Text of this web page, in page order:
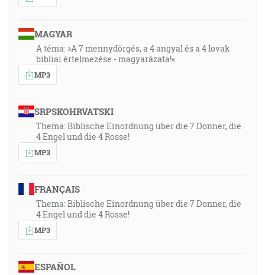
MAGYAR
A téma: »A 7 mennydörgés, a 4 angyal és a 4 lovak
bibliai értelmezése - magyarázata!«
MP3
SRPSKOHRVATSKI
Thema: Biblische Einordnung über die 7 Donner, die
4 Engel und die 4 Rosse!
MP3
FRANÇAIS
Thema: Biblische Einordnung über die 7 Donner, die
4 Engel und die 4 Rosse!
MP3
ESPAÑOL